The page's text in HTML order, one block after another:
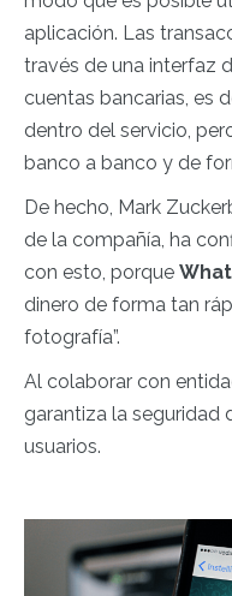
aplicación. Las
través de una interfaz
cuentas bancarias, es
dentro del servicio,
banco a banco y de
De hecho, Mark
de la compañía, ha
con esto, porque
dinero de forma tan
fotografía”.
Al colaborar con
garantiza la seguridad
usuarios.